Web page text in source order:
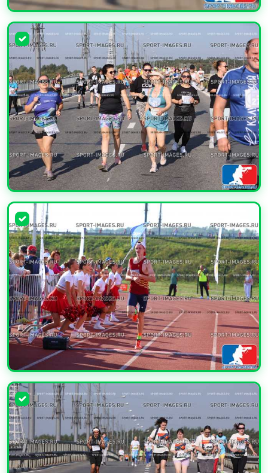
УВЕЛИЧИТЬ
УВЕЛИЧИТЬ
УВЕЛИЧИТЬ